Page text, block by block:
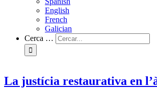
English
French
Galician
Cerca …
La justícia restaurativa en